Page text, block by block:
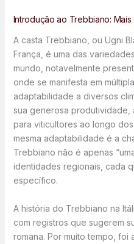
Introdução ao Trebbiano: Mais
A casta Trebbiano, ou Ugni
França, é uma das
mundo, notavelmente
onde se manifesta em
adaptabilidade a diversos
sua generosa produtividade,
para viticultores ao longo
mesma adaptabilidade é a
Trebbiano não é apenas
identidades regionais, cada
específico.
A história do Trebbiano na
com registros que sugerem
romana. Por muito tempo, foi